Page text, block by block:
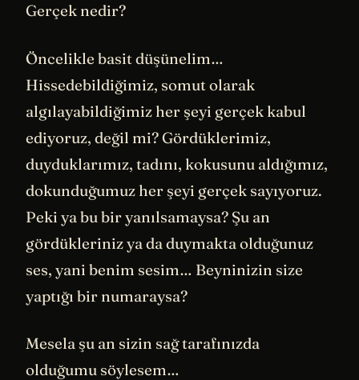
Gerçek nedir?
Öncelikle basit düşünelim…
Hissedebildiğimiz, somut olarak
algılayabildiğimiz her şeyi gerçek kabul
ediyoruz, değil mi? Gördüklerimiz,
duyduklarımız, tadını, kokusunu aldığımız,
dokunduğumuz her şeyi gerçek sayıyoruz.
Peki ya bu bir yanılsamaysa? Şu an
gördükleriniz ya da duymakta olduğunuz
ses, yani benim sesim… Beyninizin size
yaptığı bir numaraysa?
Mesela şu an sizin sağ tarafınızda
olduğumu söylesem…